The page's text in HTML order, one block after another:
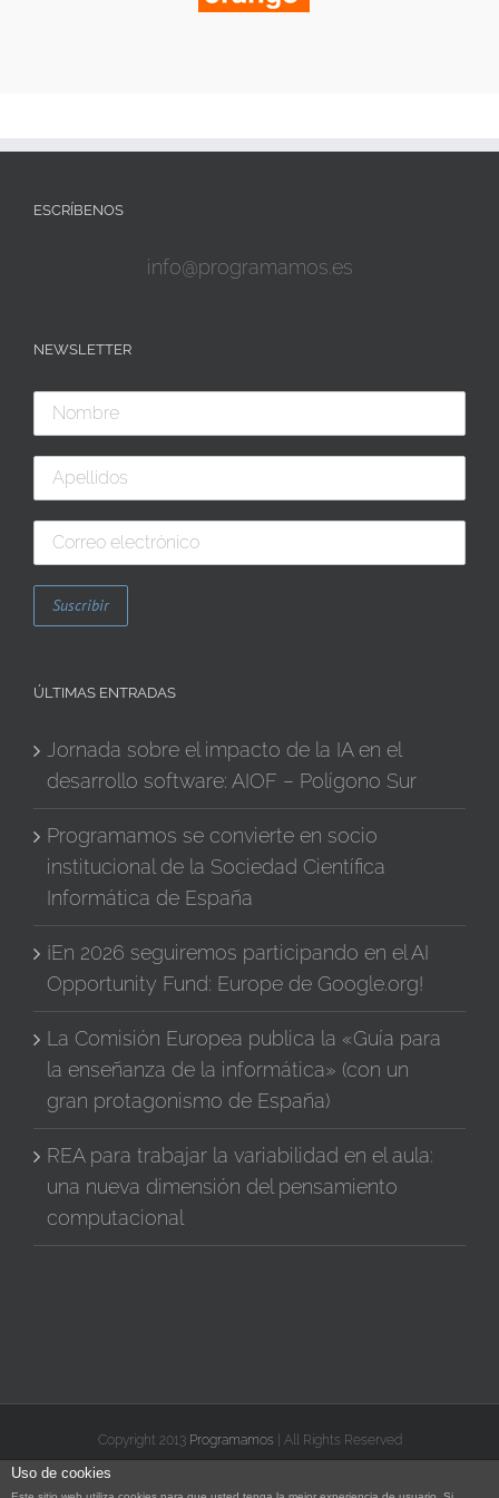
ESCRÍBENOS
info@programamos.es
NEWSLETTER
ÚLTIMAS ENTRADAS
Jornada sobre el impacto de la IA en el
desarrollo software: AIOF – Polígono Sur
Programamos se convierte en socio
institucional de la Sociedad Científica
Informática de España
¡En 2026 seguiremos participando en el AI
Opportunity Fund: Europe de Google.org!
La Comisión Europea publica la «Guía para
la enseñanza de la informática» (con un
gran protagonismo de España)
REA para trabajar la variabilidad en el aula:
una nueva dimensión del pensamiento
computacional
Copyright 2013 Programamos | All Rights Reserved
Uso de cookies